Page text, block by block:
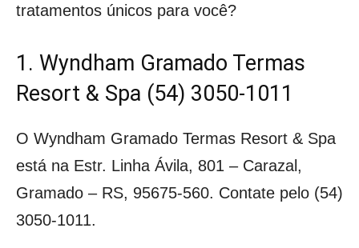
tratamentos únicos para você?
1. Wyndham Gramado Termas
Resort & Spa (54) 3050-1011
O Wyndham Gramado Termas Resort & Spa
está na Estr. Linha Ávila, 801 – Carazal,
Gramado – RS, 95675-560. Contate pelo (54)
3050-1011.